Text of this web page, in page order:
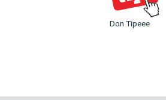
Don Tipeee